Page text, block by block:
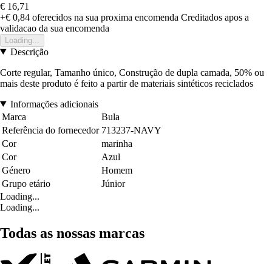
€ 16,71
+€ 0,84 oferecidos na sua proxima encomenda Creditados apos a
validacao da sua encomenda
Loading...
Descrição
Corte regular, Tamanho único, Construção de dupla camada, 50% ou
mais deste produto é feito a partir de materiais sintéticos reciclados
Informações adicionais
Marca
Bula
Referência do fornecedor 713237-NAVY
Cor
marinha
Cor
Azul
Género
Homem
Grupo etário
Júnior
Loading...
Loading...
Todas as nossas marcas